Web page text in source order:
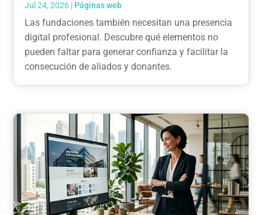
Jul 24, 2026 | Páginas web
Las fundaciones también necesitan una presencia
digital profesional. Descubre qué elementos no
pueden faltar para generar confianza y facilitar la
consecución de aliados y donantes.